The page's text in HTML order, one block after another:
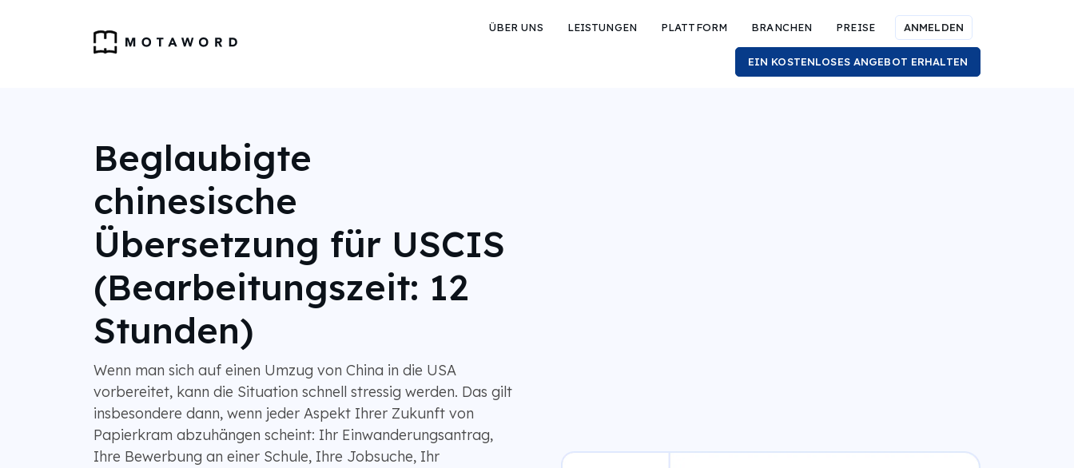
ÜBER UNS LEISTUNGEN PLATTFORM BRANCHEN PREISE ANMELDEN
EIN KOSTENLOSES ANGEBOT ERHALTEN
Beglaubigte
chinesische
Übersetzung für USCIS
(Bearbeitungszeit: 12
Stunden)
Wenn man sich auf einen Umzug von China in die USA
vorbereitet, kann die Situation schnell stressig werden. Das gilt
insbesondere dann, wenn jeder Aspekt Ihrer Zukunft von
Papierkram abzuhängen scheint: Ihr Einwanderungsantrag,
Ihre Bewerbung an einer Schule, Ihre Jobsuche, Ihr